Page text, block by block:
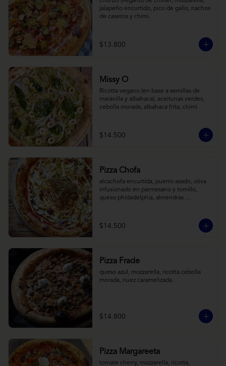
jalapeño encurtido, pico de gallo, nachos
de caseros y chimi.
$13.800
Missy O
Ricotta vegano (en base a semillas de
maravilla y albahaca), aceitunas verdes,
cebolla morada, albahaca frita, chimi
$14.500
Pizza Chofa
alcachofa encurtida, puerro asado, oliva
infusionado en parmesano y tomillo,
queso phidadelphia, almendras
$14.500
Pizza Frade
queso azul, mozzarella, ricotta cebolla
morada, nuez caramelizada.
$14.800
Pizza Margareeta
tomate cherry, mozzarella, ricotta,